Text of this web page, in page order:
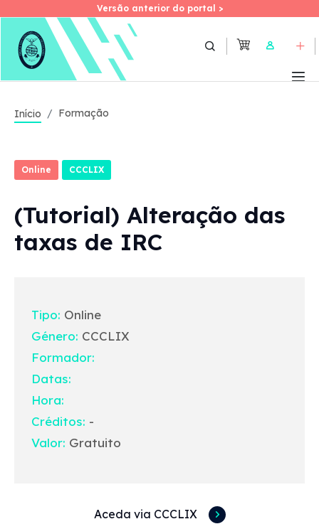
Skip
Versão anterior do portal >
Versão anterior do portal >
User
Início Formação
Online CCCLIX
(Tutorial) Alteração das
taxas de IRC
Tipo: Online
Género: CCCLIX
Formador:
Datas:
Hora:
Créditos: -
Valor: Gratuito
Aceda via CCCLIX